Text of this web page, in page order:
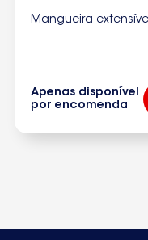
Mangueira
Apenas disponível
por encomenda